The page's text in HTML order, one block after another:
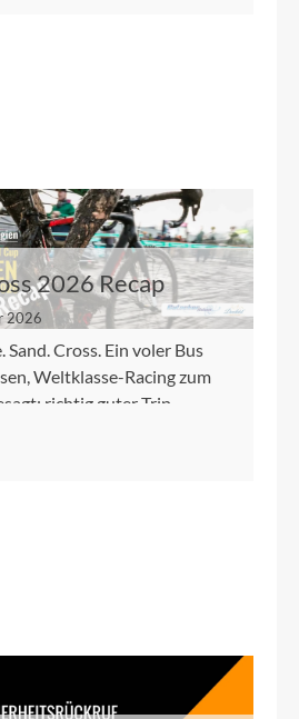
2026 Recap
2026
Sand. Cross. Ein voler Bus
Weltklasse-Racing zum
richtig guter Trip.